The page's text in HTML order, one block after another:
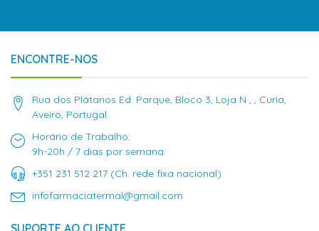
ENCONTRE-NOS
Rua dos Plátanos Ed. Parque, Bloco 3, Loja N , , Curia,
Aveiro, Portugal
Horário de Trabalho:
9h-20h / 7 dias por semana
+351 231 512 217 (Ch. rede fixa nacional)
infofarmaciatermal@gmail.com
SUPORTE AO CLIENTE